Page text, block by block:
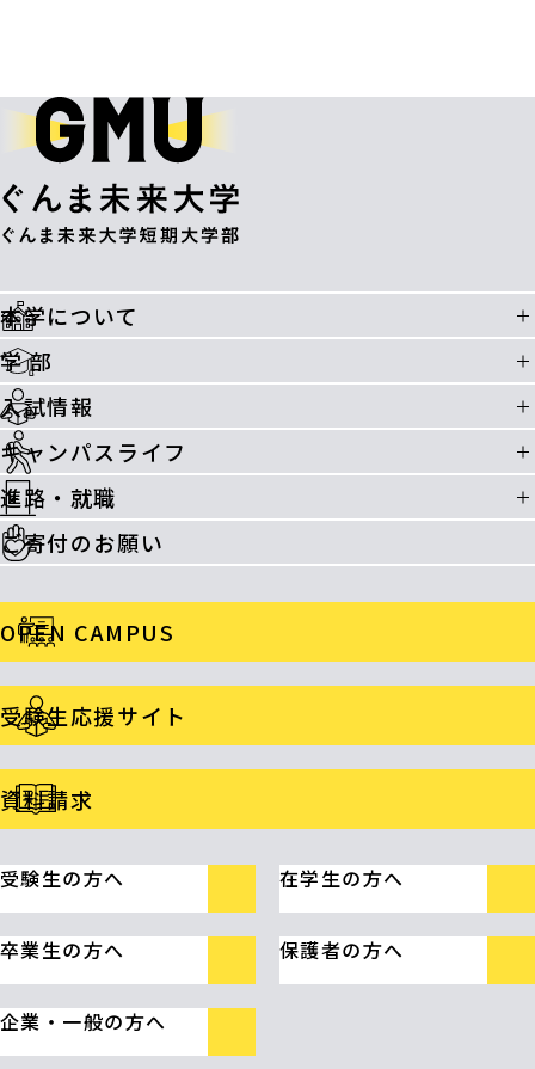
本学について
学 部
入試情報
キャンパスライフ
進路・就職
ご寄付のお願い
OPEN CAMPUS
受験生応援サイト
資料請求
受験生の方へ 在学生の方へ
卒業生の方へ 保護者の方へ
企業・一般の方へ